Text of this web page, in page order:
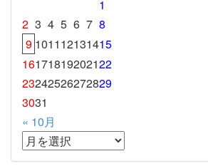
1
2 3 4 5 6 7 8
9 101112131415
16171819202122
23242526272829
3031
« 10月